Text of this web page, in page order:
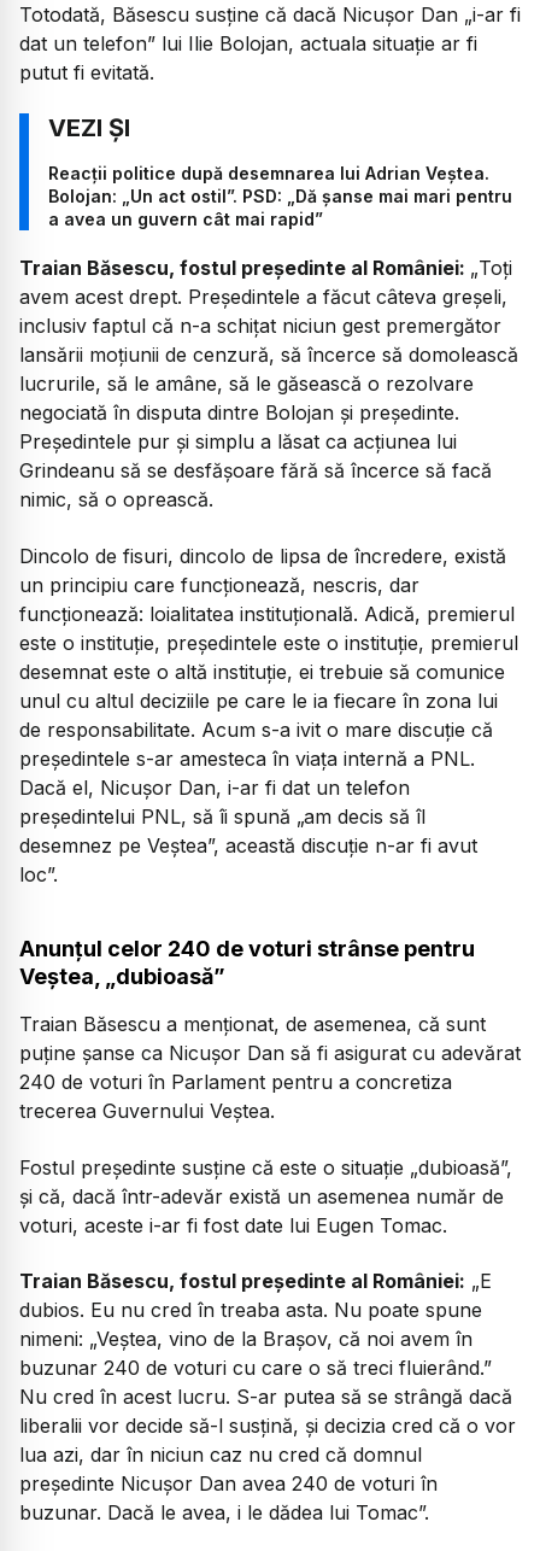
Totodată, Băsescu susține că dacă Nicușor Dan „i-ar fi
dat un telefon” lui Ilie Bolojan, actuala situație ar fi
putut fi evitată.
Reacții politice după desemnarea lui Adrian Veștea.
Bolojan: „Un act ostil”. PSD: „Dă șanse mai mari pentru
a avea un guvern cât mai rapid”
Traian Băsescu, fostul președinte al României: „Toți
avem acest drept. Președintele a făcut câteva greșeli,
inclusiv faptul că n-a schițat niciun gest premergător
lansării moțiunii de cenzură, să încerce să domolească
lucrurile, să le amâne, să le găsească o rezolvare
negociată în disputa dintre Bolojan și președinte.
Președintele pur și simplu a lăsat ca acțiunea lui
Grindeanu să se desfășoare fără să încerce să facă
nimic, să o oprească.
Dincolo de fisuri, dincolo de lipsa de încredere, există
un principiu care funcționează, nescris, dar
funcționează: loialitatea instituțională. Adică, premierul
este o instituție, președintele este o instituție, premierul
desemnat este o altă instituție, ei trebuie să comunice
unul cu altul deciziile pe care le ia fiecare în zona lui
de responsabilitate. Acum s-a ivit o mare discuție că
președintele s-ar amesteca în viața internă a PNL.
Dacă el, Nicușor Dan, i-ar fi dat un telefon
președintelui PNL, să îi spună „am decis să îl
desemnez pe Veștea”, această discuție n-ar fi avut
loc”.
Anunțul celor 240 de voturi strânse pentru
Veștea, „dubioasă”
Traian Băsescu a menționat, de asemenea, că sunt
puține șanse ca Nicușor Dan să fi asigurat cu adevărat
240 de voturi în Parlament pentru a concretiza
trecerea Guvernului Veștea.
Fostul președinte susține că este o situație „dubioasă”,
și că, dacă într-adevăr există un asemenea număr de
voturi, aceste i-ar fi fost date lui Eugen Tomac.
Traian Băsescu, fostul președinte al României: „E
dubios. Eu nu cred în treaba asta. Nu poate spune
nimeni: „Veștea, vino de la Brașov, că noi avem în
buzunar 240 de voturi cu care o să treci fluierând.”
Nu cred în acest lucru. S-ar putea să se strângă dacă
liberalii vor decide să-l susțină, și decizia cred că o vor
lua azi, dar în niciun caz nu cred că domnul
președinte Nicușor Dan avea 240 de voturi în
buzunar. Dacă le avea, i le dădea lui Tomac”.